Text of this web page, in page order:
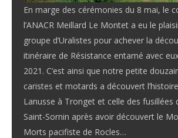
En marge des cérémonies du 8 mai, le
l’ANACR Meillard Le Montet a eu le
groupe d’Uralistes pour achever la
itinéraire de Résistance entamé avec
2021. C’est ainsi que notre petite
caristes et motards a découvert
Lanusse à Tronget et celle des fusillées
Saint-Sornin après avoir découvert le
Morts pacifiste de Rocles…